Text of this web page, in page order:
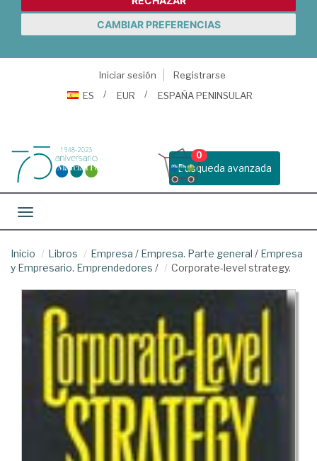
CAMBIAR PREFERENCIAS
Iniciar sesión
Registrarse
ES
EUR ESPAÑA PENINSULAR
Busqueda avanzada
0
Toggle navigation
Inicio Libros Empresa / Empresa. Parte general / Empresa
y Empresario. Emprendedores / Corporate-level strategy.